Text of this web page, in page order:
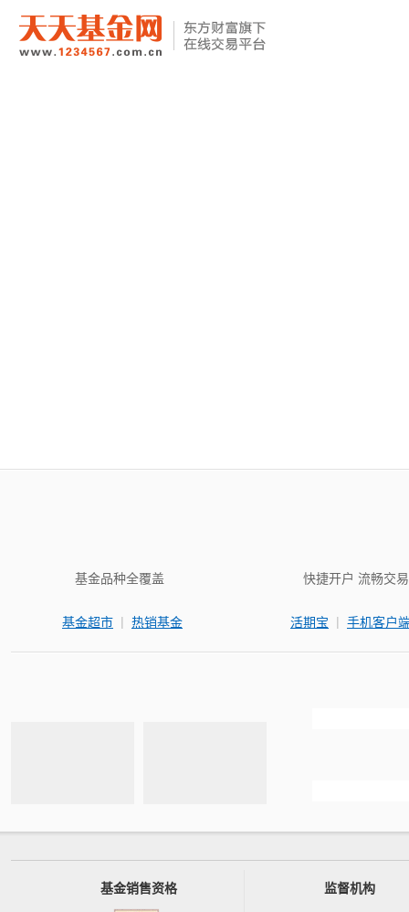
基金品种全覆盖
基金超市 | 热销基金
快捷开户 流畅交易
活期宝 | 手机客户
基金销售资格 监督机构